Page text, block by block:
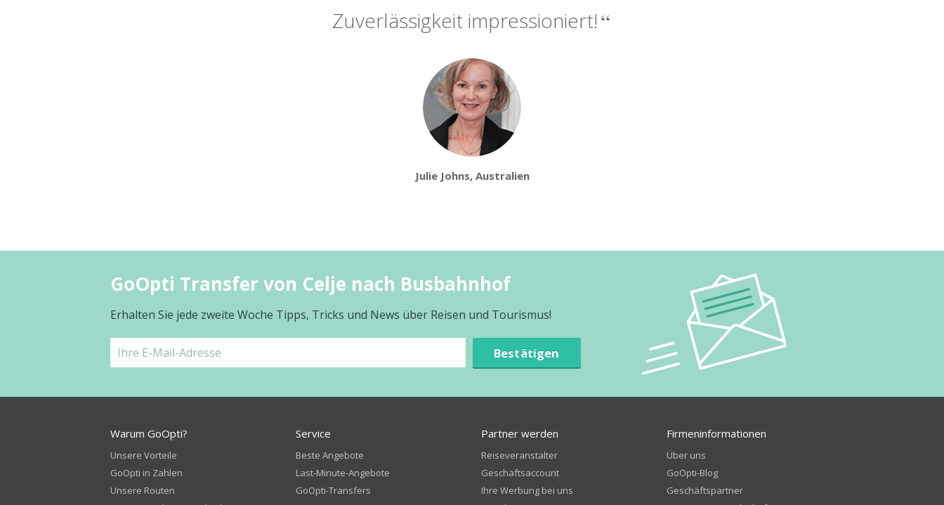
Zuverlässigkeit impressioniert!
Julie Johns, Australien
GoOpti Transfer von Celje nach Busbahnhof
Erhalten Sie jede zweite Woche Tipps, Tricks und News über Reisen und Tourismus!
Bestätigen
Warum GoOpti?
Unsere Vorteile
GoOpti in Zahlen
Unsere Routen
Service
Beste Angebote
Last-Minute-Angebote
GoOpti-Transfers
Partner werden
Reiseveranstalter
Geschäftsaccount
Ihre Werbung bei uns
Firmeninformationen
Über uns
GoOpti-Blog
Geschäftspartner